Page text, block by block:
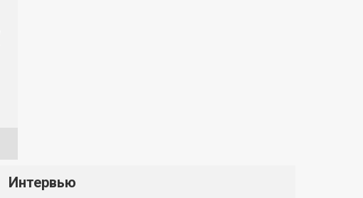
Интервью